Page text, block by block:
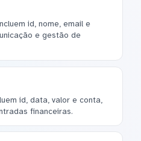
id, nome, email e
e gestão de
id, data, valor e conta,
financeiras.